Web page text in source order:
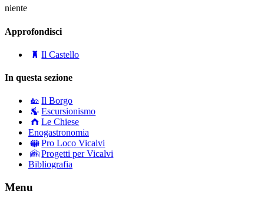
niente
Approfondisci
Il Castello
In questa sezione
Il Borgo
Escursionismo
Le Chiese
Enogastronomia
Pro Loco Vicalvi
Progetti per Vicalvi
Bibliografia
Menu